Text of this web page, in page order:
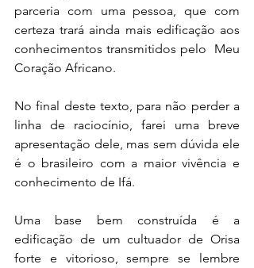
parceria com uma pessoa, que com
certeza trará ainda mais edificação aos
conhecimentos transmitidos pelo  Meu
Coração Africano.
No final deste texto, para não perder a
linha de raciocínio, farei uma breve
apresentação dele, mas sem dúvida ele
é o brasileiro com a maior vivência e
conhecimento de Ifá.
Uma base bem construída é a
edificação de um cultuador de Orisa
forte e vitorioso, sempre se lembre